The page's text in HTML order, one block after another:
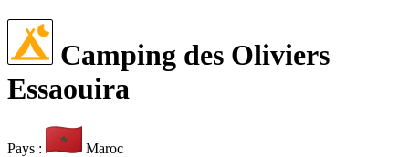
Camping des Oliviers
Essaouira
Pays :
Maroc